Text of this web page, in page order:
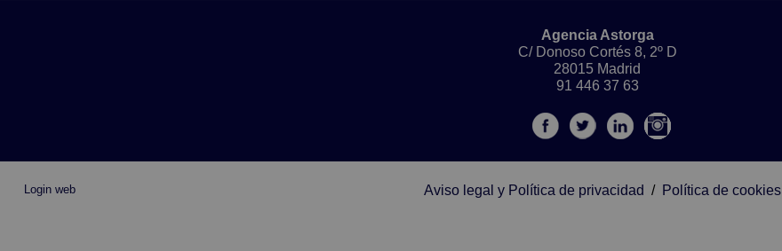
Agencia Astorga
C/ Donoso Cortés 8, 2º D
28015 Madrid
91 446 37 63
Login web Aviso legal y Política de privacidad / Política de cookies